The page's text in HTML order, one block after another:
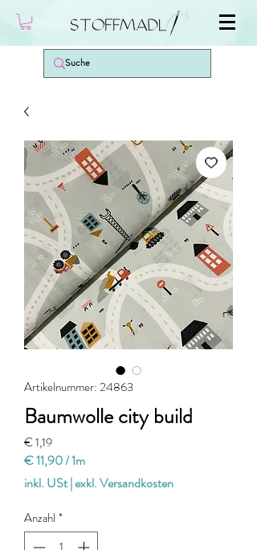
Artikelnummer: 24863
Baumwolle city build
€ 1,19Preis
€ 11,90/1m
€ 11,90
pro
1
Meter
inkl. USt|exkl. Versandkosten
Anzahl *